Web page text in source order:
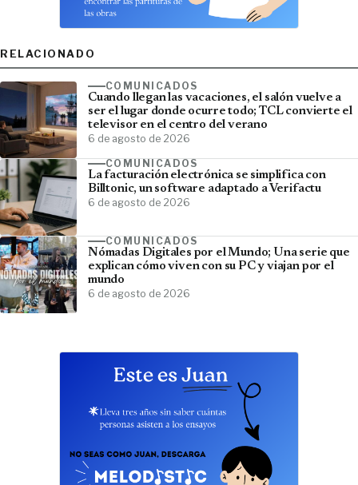
RELACIONADO
COMUNICADOS
Cuando llegan las vacaciones, el salón vuelve a
ser el lugar donde ocurre todo; TCL convierte el
televisor en el centro del verano
6 de agosto de 2026
COMUNICADOS
La facturación electrónica se simplifica con
Billtonic, un software adaptado a Verifactu
6 de agosto de 2026
COMUNICADOS
Nómadas Digitales por el Mundo; Una serie que
explican cómo viven con su PC y viajan por el
mundo
6 de agosto de 2026